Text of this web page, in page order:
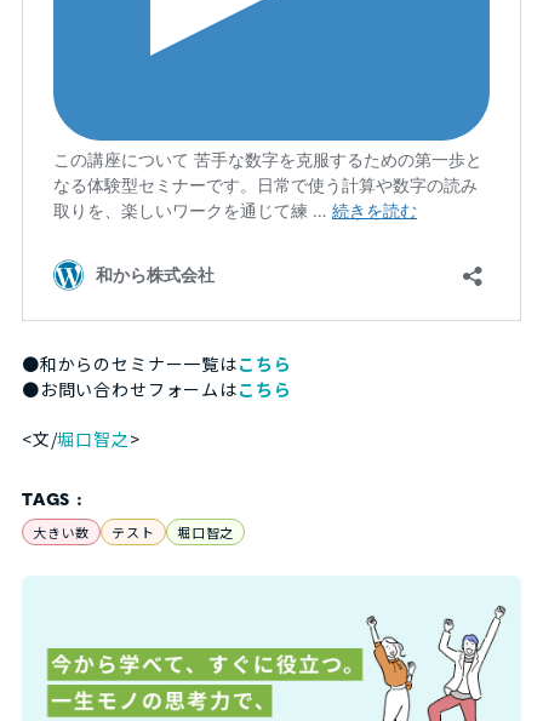
●和からのセミナー一覧はこちら
●お問い合わせフォームはこちら
<文/堀口智之>
TAGS :
大きい数 テスト 堀口智之